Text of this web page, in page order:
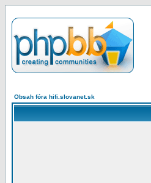
Obsah fóra hifi.slovanet.sk